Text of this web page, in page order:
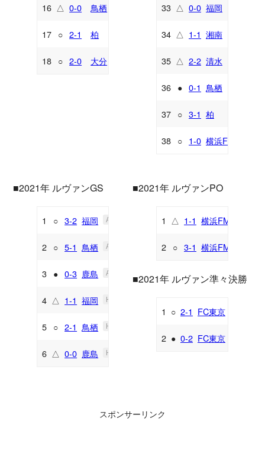
16 △ 0-0 鳥栖
17 ○ 2-1 柏
18 ○ 2-0 大分
33 △ 0-0 福岡
34 △ 1-1 湘南
35 △ 2-2 清水
36 ● 0-1 鳥栖
37 ○ 3-1 柏
38 ○ 1-0 横浜FC
■2021年 ルヴァンGS
1 ○ 3-2 福岡 A
2 ○ 5-1 鳥栖 A
3 ● 0-3 鹿島 A
4 △ 1-1 福岡 H
5 ○ 2-1 鳥栖 H
6 △ 0-0 鹿島 H
■2021年 ルヴァンPO
1 △ 1-1 横浜FM
2 ○ 3-1 横浜FM
■2021年 ルヴァン準々決勝
1 ○ 2-1 FC東京
2 ● 0-2 FC東京
スポンサーリンク